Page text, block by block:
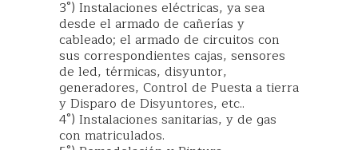
3°) Instalaciones eléctricas, ya sea
desde el armado de cañerías y
cableado; el armado de circuitos con
sus correspondientes cajas, sensores
de led, térmicas, disyuntor,
generadores, Control de Puesta a tierra
y Disparo de Disyuntores, etc..
4°) Instalaciones sanitarias, y de gas
con matriculados.